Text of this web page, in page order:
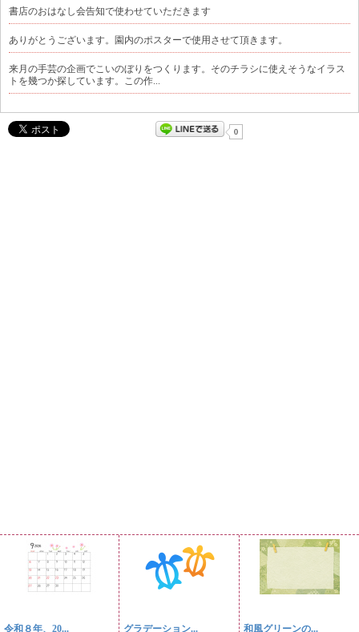
書店のおはなし会告知で使わせていただきます
ありがとうございます。園内のポスターで使用させて頂きます。
来月の手芸の企画でこいのぼりをつくります。そのチラシに使えそうなイラス
トを幾つか探しています。この作...
0
令和８年、20... グラデーション... 和風グリーンの...